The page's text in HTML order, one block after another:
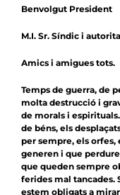
Benvolgut President
M.I. Sr. Síndic i
Amics i amigues tots.
Temps de guerra, de
molta destrucció i
de morals i
de béns, els
per sempre, els orfes,
generen i que
que queden sempre
ferides mal tancades.
estem obligats a